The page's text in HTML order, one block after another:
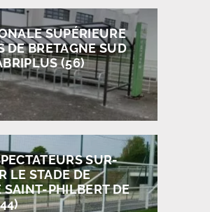
SUPÉRIEURE
DE BRETAGNE SUD
(56)
SUR-
LE STADE DE
SAINT-PHILBERT DE